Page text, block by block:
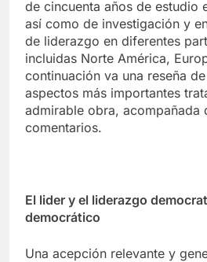
de cincuenta años de estudio
así como de investigación y
de liderazgo en diferentes
incluidas Norte América,
continuación va una reseña
aspectos más importantes
admirable obra, acompañada
comentarios.
El lider y el liderazgo
democrático
Una acepción relevante y